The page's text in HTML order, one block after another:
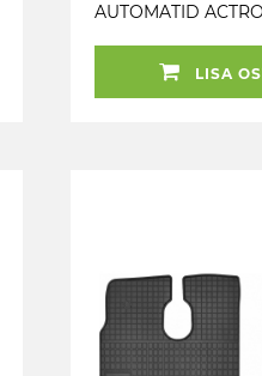
AUTOMATID
LISA